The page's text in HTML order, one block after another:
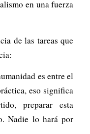
en una fuerza
de las tareas que
es entre el
eso significa
preparar esta
Nadie lo hará por